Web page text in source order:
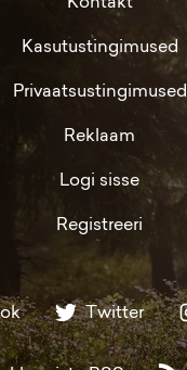
Kasutustingimused
Privaatsustingimused
Reklaam
Logi sisse
Registreeri
Twitter